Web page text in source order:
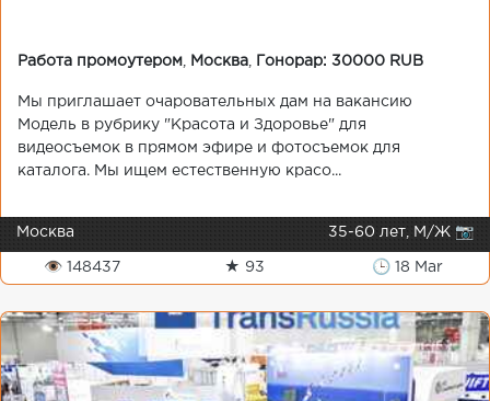
Работа промоутером Москва Гонорар: 30000 RUB
Мы приглашает очаровательных дам на вакансию
Модель в рубрику "Красота и Здоровье" для
видеосъемок в прямом эфире и фотосъемок для
каталога. Мы ищем естественную красо...
Москва 35-60 лет, М/Ж 📷
👁 148437 ★ 93 🕒 18 Mar